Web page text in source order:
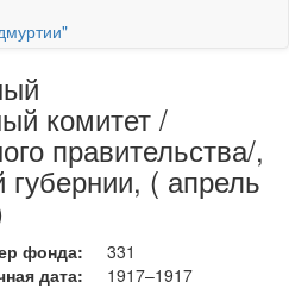
комитет /
правительства/,
губернии, ( апрель
фонда:
331
дата:
1917–1917